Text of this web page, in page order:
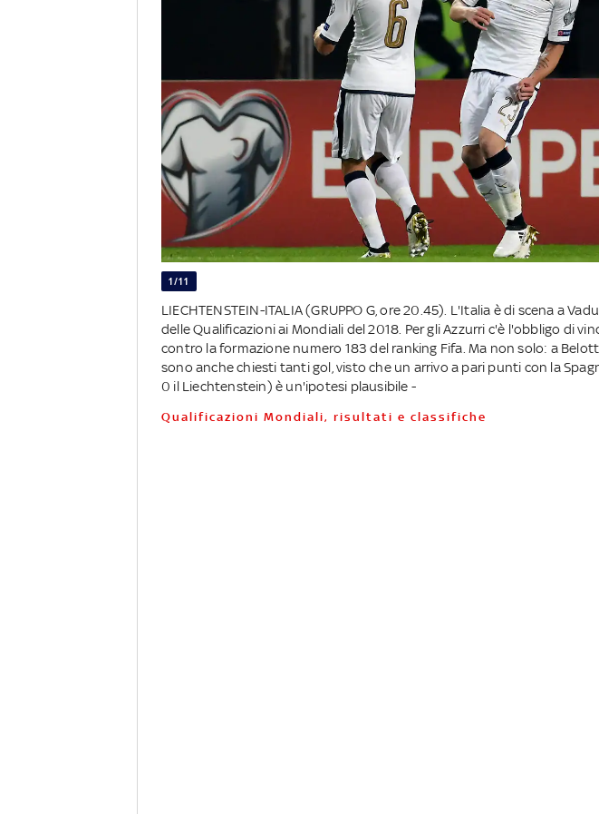
1/11
LIECHTENSTEIN-ITALIA (GRUPPO G, ore 20.45). L'Italia è di scena a
delle Qualificazioni ai Mondiali del 2018. Per gli Azzurri c'è l'obbligo di
contro la formazione numero 183 del ranking Fifa. Ma non solo: a
sono anche chiesti tanti gol, visto che un arrivo a pari punti con la
0 il Liechtenstein) è un'ipotesi plausibile -
Qualificazioni Mondiali, risultati e classifiche